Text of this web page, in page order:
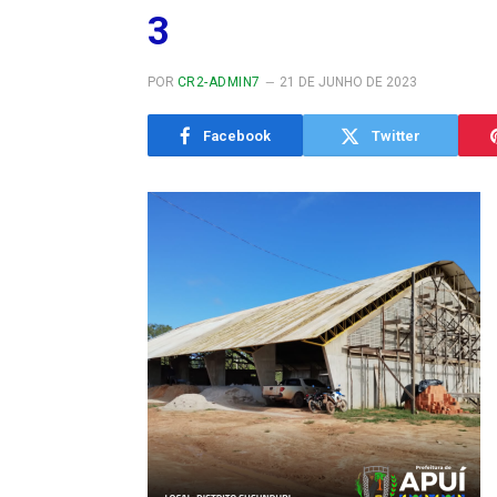
3
POR CR2-ADMIN7 21 DE JUNHO DE 2023
Facebook Twitter